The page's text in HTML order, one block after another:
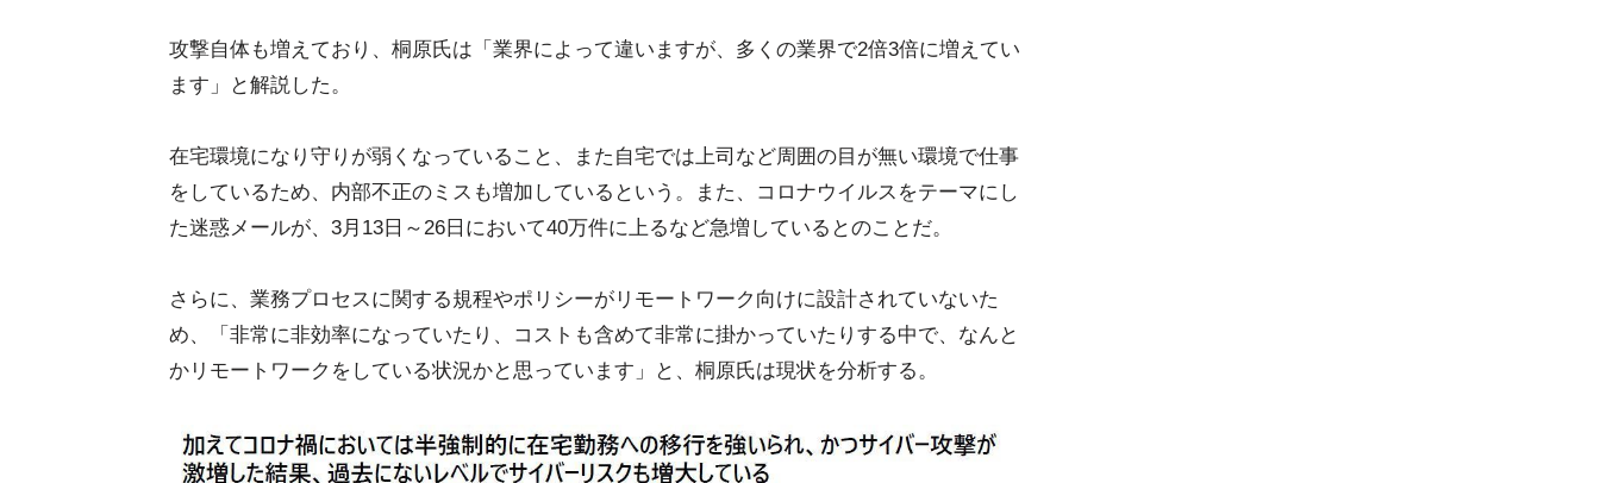
攻撃自体も増えており、桐原氏は「業界によって違いますが、多くの業界で2倍3倍に増えてい
ます」と解説した。
在宅環境になり守りが弱くなっていること、また自宅では上司など周囲の目が無い環境で仕事
をしているため、内部不正のミスも増加しているという。また、コロナウイルスをテーマにし
た迷惑メールが、3月13日～26日において40万件に上るなど急増しているとのことだ。
さらに、業務プロセスに関する規程やポリシーがリモートワーク向けに設計されていないた
め、「非常に非効率になっていたり、コストも含めて非常に掛かっていたりする中で、なんと
かリモートワークをしている状況かと思っています」と、桐原氏は現状を分析する。